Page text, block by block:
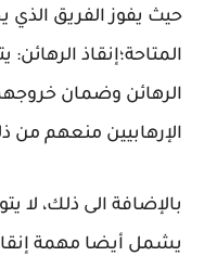
حيث يفوز الفريق الذي
المتاحة؛إنقاذ
الرهائن وضمان
الإرهابيين منعهم من
بالإضافة الى ذلك، لا
يشمل أيضا مهمة